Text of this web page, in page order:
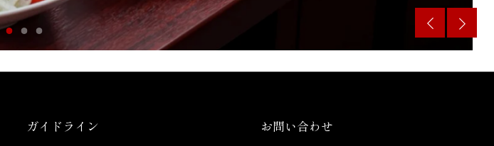
ガイドライン お問い合わせ